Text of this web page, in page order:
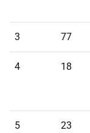
3 77
4 18
5 23